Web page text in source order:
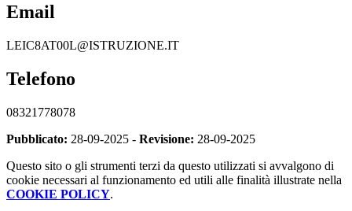
Email
LEIC8AT00L@ISTRUZIONE.IT
Telefono
08321778078
Pubblicato: 28-09-2025 - Revisione: 28-09-2025
Questo sito o gli strumenti terzi da questo utilizzati si avvalgono di
cookie necessari al funzionamento ed utili alle finalità illustrate nella
COOKIE POLICY.